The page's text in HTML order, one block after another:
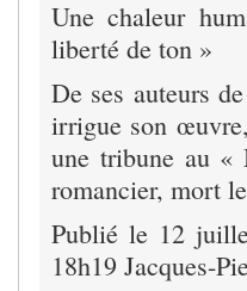
Une chaleur
liberté de ton »
De ses auteurs
irrigue son
une tribune au «
romancier, mort
Publié le 12
18h19 Jacques-